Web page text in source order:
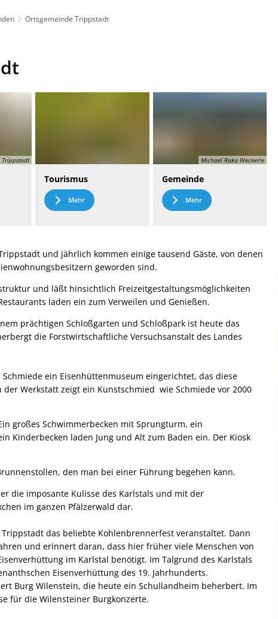
Ortsgemeinde Trippstadt
Trippstadt
Tourismus
Mehr
Michael Raka Weckerle
Gemeinde
Mehr
und jährlich kommen einige tausend Gäste, von denen
geworden sind.
und läßt hinsichtlich Freizeitgestaltungsmöglichkeiten
laden ein zum Verweilen und Genießen.
prächtigen Schloßgarten und Schloßpark ist heute das
die Forstwirtschaftliche Versuchsanstalt des Landes
ein Eisenhüttenmuseum eingerichtet, das diese
Werkstatt zeigt ein Kunstschmied wie Schmiede vor 2000
großes Schwimmerbecken mit Sprungturm, ein
Kinderbecken laden Jung und Alt zum Baden ein. Der Kiosk
den man bei einer Führung begehen kann.
die imposante Kulisse des Karlstals und mit der
im ganzen Pfälzerwald dar.
das beliebte Kohlenbrennerfest veranstaltet. Dann
und erinnert daran, dass hier früher viele Menschen von
im Karlstal benötigt. Im Talgrund des Karlstals
Eisenverhüttung des 19. Jahrhunderts.
Burg Wilenstein, die heute ein Schullandheim beherbert. Im
für die Wilensteiner Burgkonzerte.